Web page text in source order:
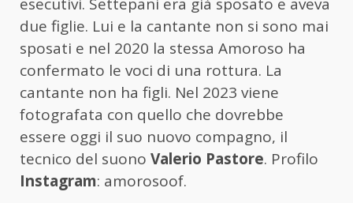
due figlie. Lui e la cantante non si sono mai
sposati e nel 2020 la stessa Amoroso ha
confermato le voci di una rottura. La
cantante non ha figli. Nel 2023 viene
fotografata con quello che dovrebbe
essere oggi il suo nuovo compagno, il
tecnico del suono Valerio Pastore. Profilo
Instagram: amorosoof.